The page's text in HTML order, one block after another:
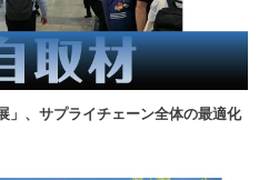
」、サプライチェーン全体の最適化